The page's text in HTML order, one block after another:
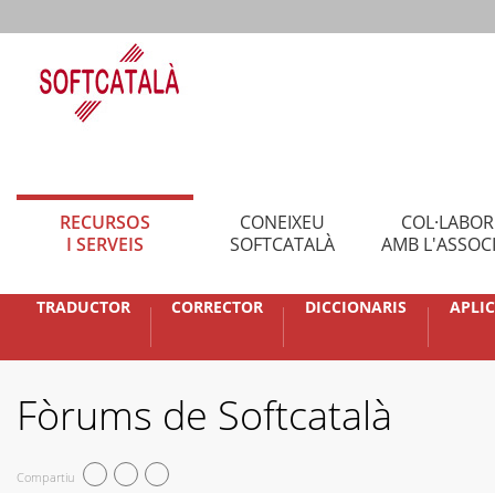
RECURSOS
I SERVEIS
CONEIXEU
SOFTCATALÀ
AMB
TRADUCTOR CORRECTOR DICCIONARIS
Fòrums de Softcatalà
Compartiu